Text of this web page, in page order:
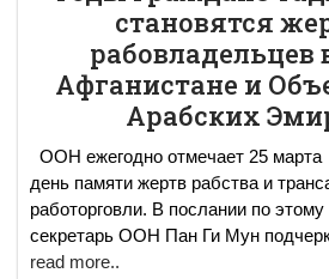
становятся
рабовладельцев
Афганистане и
Арабских
ООН ежегодно отмечает 25
день памяти жертв рабства и
работорговли. В послании по
секретарь ООН Пан Ги Мун
read more..